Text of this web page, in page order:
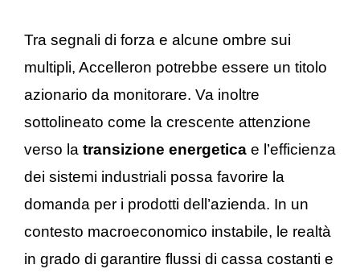
Tra segnali di forza e alcune ombre sui
multipli, Accelleron potrebbe essere un titolo
azionario da monitorare. Va inoltre
sottolineato come la crescente attenzione
verso la transizione energetica e l’efficienza
dei sistemi industriali possa favorire la
domanda per i prodotti dell’azienda. In un
contesto macroeconomico instabile, le realtà
in grado di garantire flussi di cassa costanti e